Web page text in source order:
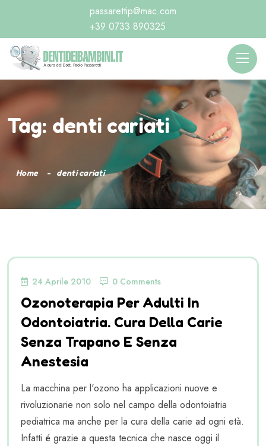
passarettip@mac.com
+39 0733 890325
Tag: denti cariati
Home denti cariati
24 Aprile 2010 0 Comments
Ozonoterapia Per Adulti In
Odontoiatria. Cura Della Carie
Senza Trapano E Senza
Anestesia
La macchina per l'ozono ha applicazioni nuove e
rivoluzionarie non solo nel campo della odontoiatria
pediatrica ma anche per la cura della carie ad ogni età.
Infatti é grazie a questa tecnica che nasce oggi il